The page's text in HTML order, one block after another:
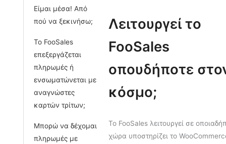
Είμαι μέσα! Από
πού να ξεκινήσω;
Το FooSales
επεξεργάζεται
πληρωμές ή
ενσωματώνεται με
αναγνώστες
καρτών τρίτων;
Μπορώ να δέχομαι
πληρωμές με
Λειτουργεί το
FooSales
οπουδήποτε
κόσμο;
Το FooSales λειτουργεί σε
χώρα υποστηρίζει το
Ετικέτες
στο